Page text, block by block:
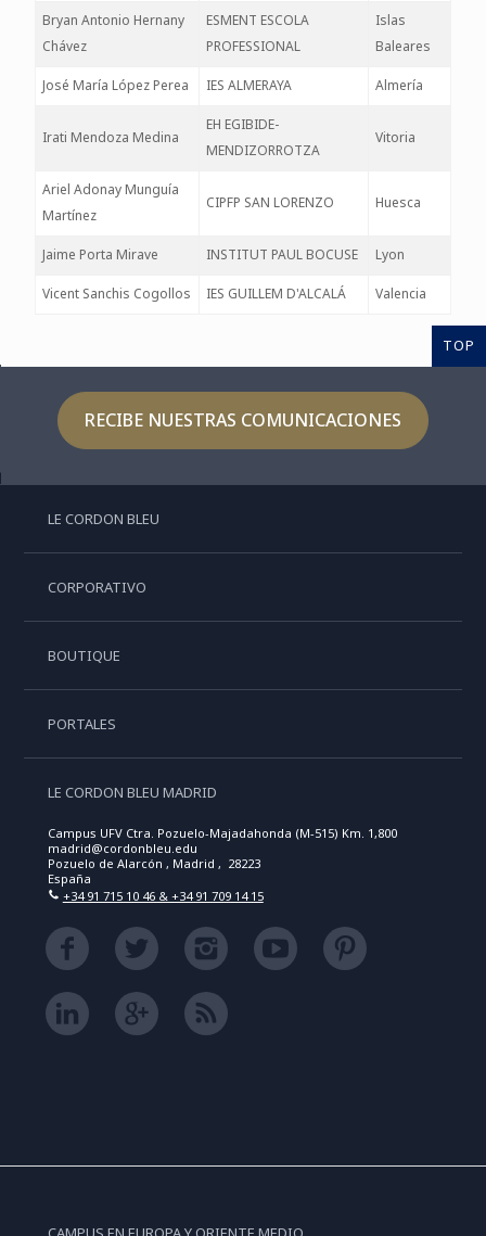
Bryan Antonio Hernany
Chávez
ESMENT ESCOLA
PROFESSIONAL
Islas
Baleares
José María López Perea IES ALMERAYA Almería
Irati Mendoza Medina
EH EGIBIDE-
MENDIZORROTZA
Vitoria
Ariel Adonay Munguía
Martínez
CIPFP SAN LORENZO Huesca
Jaime Porta Mirave INSTITUT PAUL BOCUSE Lyon
Vicent Sanchis Cogollos IES GUILLEM D'ALCALÁ Valencia
TOP
RECIBE NUESTRAS COMUNICACIONES
LE CORDON BLEU
CORPORATIVO
BOUTIQUE
PORTALES
LE CORDON BLEU MADRID
Campus UFV Ctra. Pozuelo-Majadahonda (M-515) Km. 1,800
madrid@cordonbleu.edu
Pozuelo de Alarcón , Madrid , 28223
España
+34 91 715 10 46 & +34 91 709 14 15